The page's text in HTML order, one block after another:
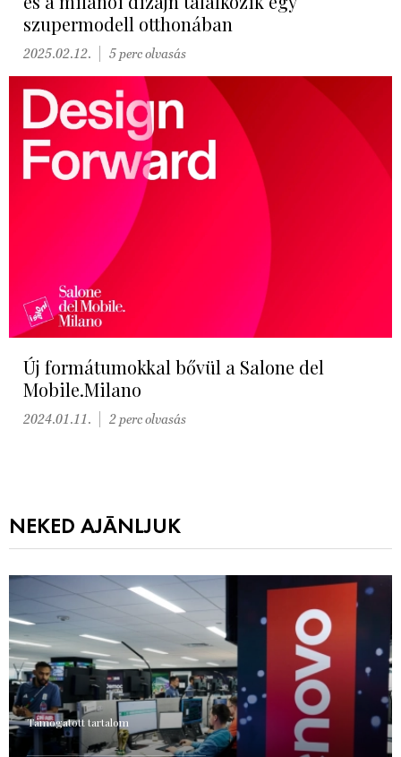
szupermodell otthonában
2025.02.12. 5 perc olvasás
Új formátumokkal bővül a Salone del
Mobile.Milano
2024.01.11. 2 perc olvasás
NEKED AJÁNLJUK
Támogatott tartalom